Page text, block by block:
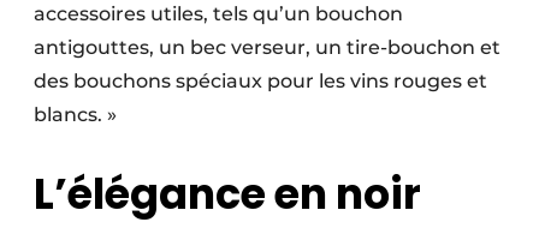
accessoires utiles, tels qu’un bouchon
antigouttes, un bec verseur, un tire-bouchon et
des bouchons spéciaux pour les vins rouges et
blancs. »
L’élégance en noir